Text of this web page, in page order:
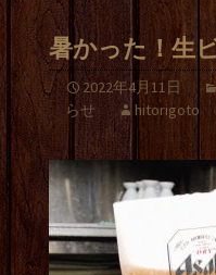
暑かった！生
2022年4月11日
らせ
hitorigoto